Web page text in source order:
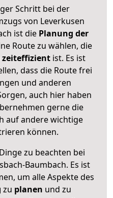
Schritt bei der
von Leverkusen
ist die Planung der
Route zu wählen, die
zeiteffizientist. Es ist
dass die Route frei
und anderen
auch hier haben
gerne die
auf andere wichtige
können.
zu beachten bei
Baumbach. Es ist
um alle Aspekte des
zu planen und zu